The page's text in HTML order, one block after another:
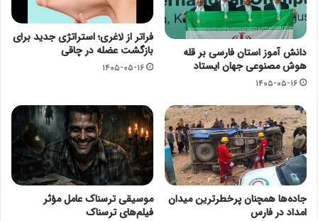
دانش آموز استان فارسی بر قله
هوش مصنوعی جهان ایستاد
۱۴۰۵-۰۵-۱۶
فراتر از لاغری؛ استراتژی جدید برای
بازگشت عضله در چاقی
۱۴۰۵-۰۵-۱۶
جاده‌ها همچنان پرخطرترین میدان
امداد در فارس
موسیقی ترسناک عامل مؤثر
فیلم‌های ترسناک